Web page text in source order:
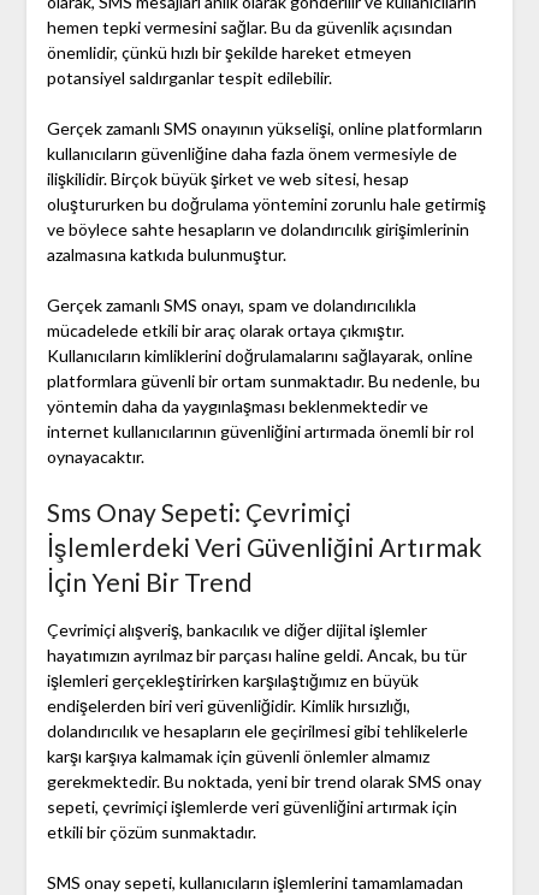
hemen tepki vermesini sağlar. Bu da güvenlik açısından
önemlidir, çünkü hızlı bir şekilde hareket etmeyen
potansiyel saldırganlar tespit edilebilir.
Gerçek zamanlı SMS onayının yükselişi, online platformların
kullanıcıların güvenliğine daha fazla önem vermesiyle de
ilişkilidir. Birçok büyük şirket ve web sitesi, hesap
oluştururken bu doğrulama yöntemini zorunlu hale getirmiş
ve böylece sahte hesapların ve dolandırıcılık girişimlerinin
azalmasına katkıda bulunmuştur.
Gerçek zamanlı SMS onayı, spam ve dolandırıcılıkla
mücadelede etkili bir araç olarak ortaya çıkmıştır.
Kullanıcıların kimliklerini doğrulamalarını sağlayarak, online
platformlara güvenli bir ortam sunmaktadır. Bu nedenle, bu
yöntemin daha da yaygınlaşması beklenmektedir ve
internet kullanıcılarının güvenliğini artırmada önemli bir rol
oynayacaktır.
Sms Onay Sepeti: Çevrimiçi
İşlemlerdeki Veri Güvenliğini Artırmak
İçin Yeni Bir Trend
Çevrimiçi alışveriş, bankacılık ve diğer dijital işlemler
hayatımızın ayrılmaz bir parçası haline geldi. Ancak, bu tür
işlemleri gerçekleştirirken karşılaştığımız en büyük
endişelerden biri veri güvenliğidir. Kimlik hırsızlığı,
dolandırıcılık ve hesapların ele geçirilmesi gibi tehlikelerle
karşı karşıya kalmamak için güvenli önlemler almamız
gerekmektedir. Bu noktada, yeni bir trend olarak SMS onay
sepeti, çevrimiçi işlemlerde veri güvenliğini artırmak için
etkili bir çözüm sunmaktadır.
SMS onay sepeti, kullanıcıların işlemlerini tamamlamadan